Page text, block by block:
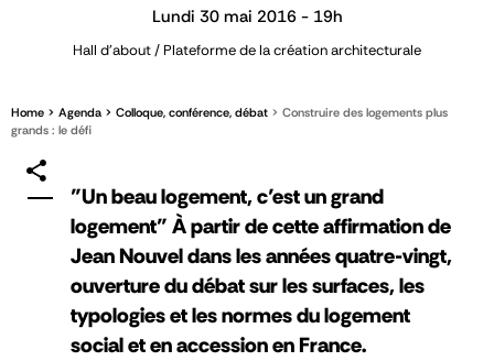
Lundi 30 mai 2016 - 19h
Hall d'about / Plateforme de la création architecturale
Home Agenda Colloque, conférence, débat
Construire des logements plus
grands : le défi
"Un beau logement, c’est un grand
logement" À partir de cette affirmation de
Jean Nouvel dans les années quatre-vingt,
ouverture du débat sur les surfaces, les
typologies et les normes du logement
social et en accession en France.